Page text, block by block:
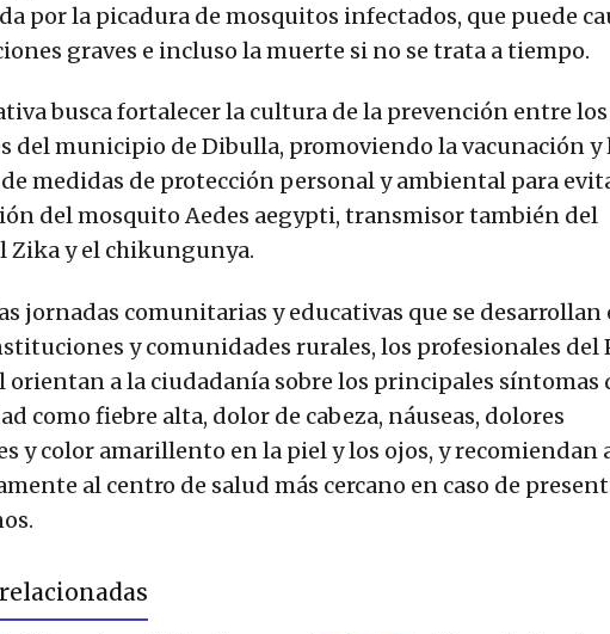
por la picadura de mosquitos infectados, que puede
graves e incluso la muerte si no se trata a tiempo.
busca fortalecer la cultura de la prevención entre los
del municipio de Dibulla, promoviendo la vacunación y
medidas de protección personal y ambiental para
del mosquito Aedes aegypti, transmisor también del
Zika y el chikungunya.
jornadas comunitarias y educativas que se desarrollan
y comunidades rurales, los profesionales del
a la ciudadanía sobre los principales síntomas
como fiebre alta, dolor de cabeza, náuseas, dolores
y color amarillento en la piel y los ojos, y recomiendan
al centro de salud más cercano en caso de